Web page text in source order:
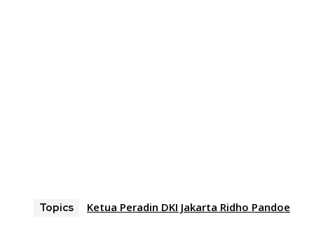
Topics Ketua Peradin DKI Jakarta Ridho Pandoe